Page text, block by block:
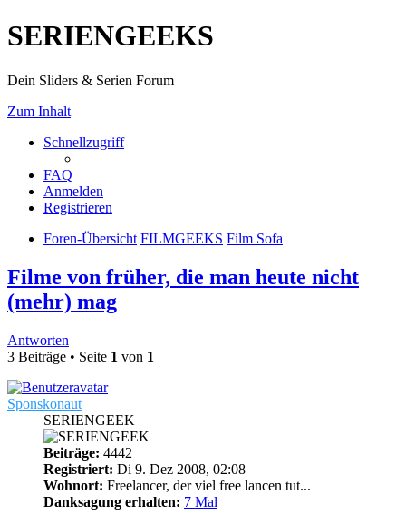
SERIENGEEKS
Dein Sliders & Serien Forum
Zum Inhalt
Schnellzugriff
FAQ
Anmelden
Registrieren
Foren-Übersicht FILMGEEKS Film Sofa
Filme von früher, die man heute nicht
(mehr) mag
Antworten
3 Beiträge • Seite 1 von 1
Sponskonaut
SERIENGEEK
Beiträge: 4442
Registriert: Di 9. Dez 2008, 02:08
Wohnort: Freelancer, der viel free lancen tut...
Danksagung erhalten: 7 Mal